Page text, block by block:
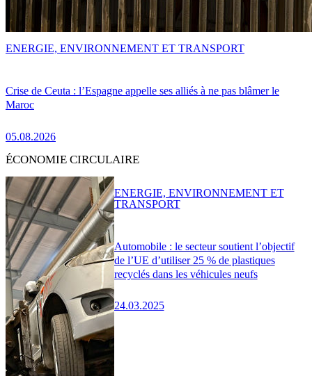
Crise de Ceuta : l’Espagne appelle ses alliés à ne pas blâmer le
Maroc
05.08.2026
ENERGIE, ENVIRONNEMENT ET TRANSPORT
ÉCONOMIE CIRCULAIRE
Automobile : le secteur soutient l’objectif
de l’UE d’utiliser 25 % de plastiques
recyclés dans les véhicules neufs
24.03.2025
ENERGIE, ENVIRONNEMENT ET
TRANSPORT